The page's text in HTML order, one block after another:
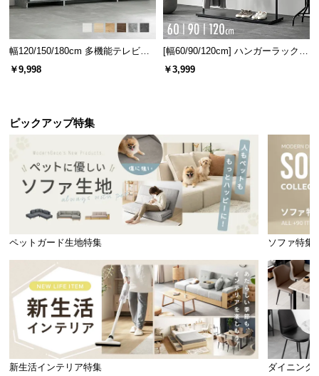
幅120/150/180cm 多機能テレビボ
ード 木目/石目調 オープン収納・
￥9,998
[幅60/90/120cm] ハンガーラック
スチール 4段階高さ調節 サイドフ
￥3,999
ピックアップ特集
ペットガード生地特集 ソファ特集
新生活インテリア特集 ダイニング